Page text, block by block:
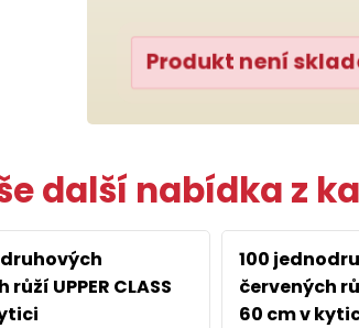
Produkt není
další nabídka z
UPPER CLASS
100
červených
60 cm v